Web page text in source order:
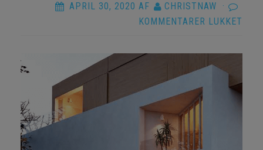
APRIL 30, 2020 AF CHRISTNAW
·
KOMMENTARER LUKKET